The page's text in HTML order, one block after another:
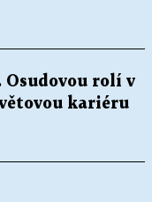
Osudovou rolí v
kariéru